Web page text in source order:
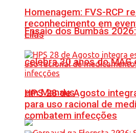
Ensaio dos Bumbás
celebra 30 anos do
em Manaus
Homenagem: FVS-RCP
reconhecimento em
Lilás
HPS 28 de Agosto
para uso racional de
combatem infecções